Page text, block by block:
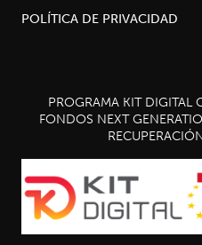
POLÍTICA DE PRIVACIDAD
PROGRAMA KIT DIGITAL
FONDOS NEXT